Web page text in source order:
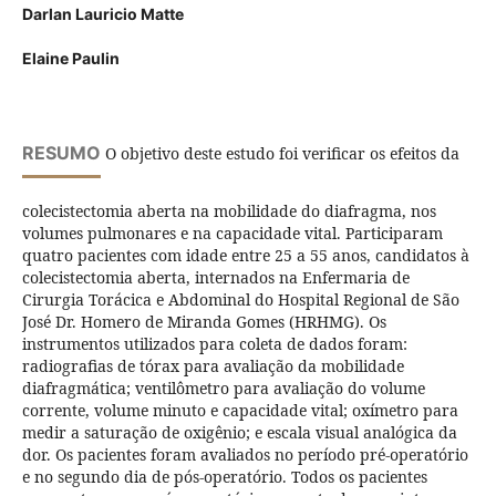
Darlan Lauricio Matte
Elaine Paulin
RESUMO O objetivo deste estudo foi verificar os efeitos da
colecistectomia aberta na mobilidade do diafragma, nos
volumes pulmonares e na capacidade vital. Participaram
quatro pacientes com idade entre 25 a 55 anos, candidatos à
colecistectomia aberta, internados na Enfermaria de
Cirurgia Torácica e Abdominal do Hospital Regional de São
José Dr. Homero de Miranda Gomes (HRHMG). Os
instrumentos utilizados para coleta de dados foram:
radiografias de tórax para avaliação da mobilidade
diafragmática; ventilômetro para avaliação do volume
corrente, volume minuto e capacidade vital; oxímetro para
medir a saturação de oxigênio; e escala visual analógica da
dor. Os pacientes foram avaliados no período pré-operatório
e no segundo dia de pós-operatório. Todos os pacientes